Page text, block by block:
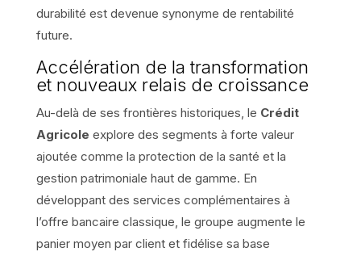
durabilité est devenue synonyme de rentabilité
future.
Accélération de la transformation
et nouveaux relais de croissance
Au-delà de ses frontières historiques, le Crédit
Agricole explore des segments à forte valeur
ajoutée comme la protection de la santé et la
gestion patrimoniale haut de gamme. En
développant des services complémentaires à
l’offre bancaire classique, le groupe augmente le
panier moyen par client et fidélise sa base